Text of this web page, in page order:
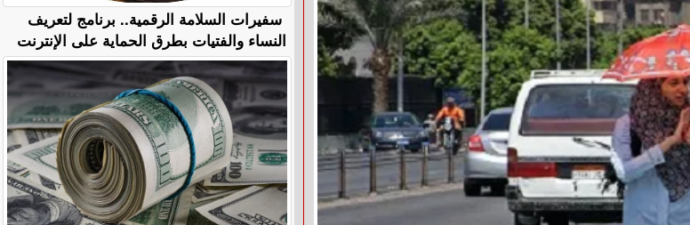
سفيرات السلامة الرقمية.. برنامج لتعريف
النساء والفتيات بطرق الحماية على الإنترنت